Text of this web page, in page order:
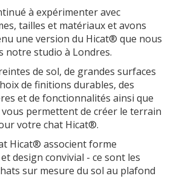
à expérimenter avec
tailles et matériaux et avons
une version du Hicat® que nous
notre studio à Londres.
de sol, de grandes surfaces
de finitions durables, des
et de fonctionnalités ainsi que
vous permettent de créer le terrain
votre chat Hicat®.
Hicat® associent forme
design convivial - ce sont les
sur mesure du sol au plafond